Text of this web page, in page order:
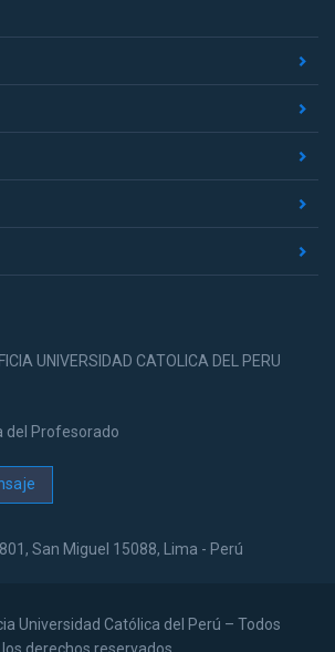
UNIVERSIDAD CATOLICA DEL PERU
del Profesorado
San Miguel 15088, Lima - Perú
Universidad Católica del Perú – Todos